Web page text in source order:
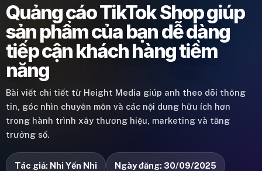
Quảng cáo TikTok Shop giúp
sản phẩm của bạn dễ dàng
tiếp cận khách hàng tiềm
năng
Bài viết chi tiết từ Height Media giúp anh theo dõi thông
tin, góc nhìn chuyên môn và các nội dung hữu ích hơn
trong hành trình xây thương hiệu, marketing và tăng
trưởng số.
Tác giả: Nhi Yến Nhi Ngày đăng: 30/09/2025